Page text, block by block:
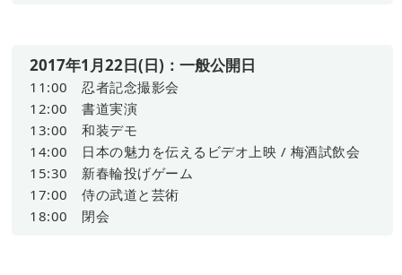
2017年1月22日(日)：一般公開日
11:00 忍者記念撮影会
12:00 書道実演
13:00 和装デモ
14:00 日本の魅力を伝えるビデオ上映 / 梅酒試飲会
15:30 新春輪投げゲーム
17:00 侍の武道と芸術
18:00 閉会